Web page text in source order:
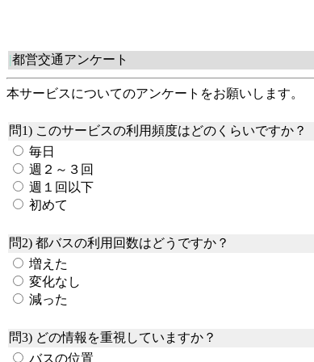
|都営交通アンケート
本サービスについてのアンケートをお願いします。
問1) このサービスの利用頻度はどのくらいですか？
毎日
週２～３回
週１回以下
初めて
問2) 都バスの利用回数はどうですか？
増えた
変化なし
減った
問3) どの情報を重視していますか？
バスの位置